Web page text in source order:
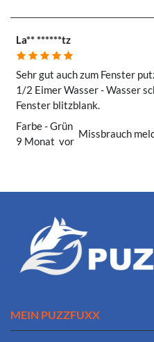
La** ******tz
Sehr gut auch zum Fenster
1/2 Eimer Wasser - Wasser
Fenster blitzblank.
Farbe - Grün
9 Monat vor
Missbrauch
MEIN PUZZFUXX